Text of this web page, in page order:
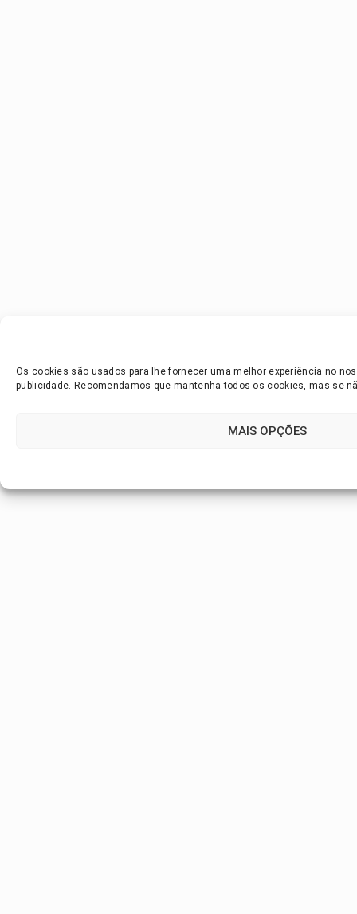
Os cookies são usados para lhe fornecer uma melhor experiência no
publicidade. Recomendamos que mantenha todos os cookies, mas se
MAIS OPÇÕES